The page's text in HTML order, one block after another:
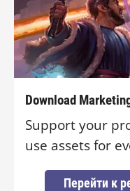
Download
Support your
use assets for
Перейти к